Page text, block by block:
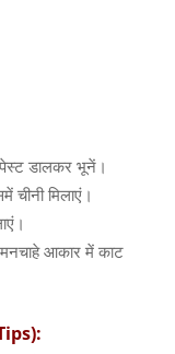
डालकर भूनें।
मिलाएं।
आकार में काट